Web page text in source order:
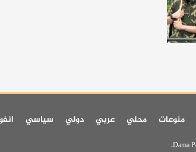
منوعات محلي عربي دولي سياسي